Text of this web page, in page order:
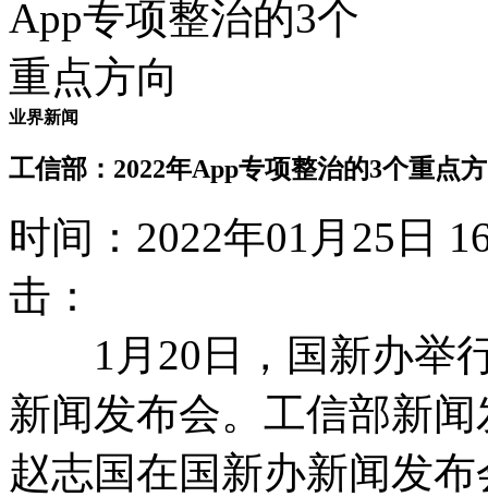
业界新闻
工信部：2022年App专项整治的3个重点
时间：2022年01月25
击：
1月20日，国新办举行
新闻发布会。工信部新
赵志国在国新办新闻发